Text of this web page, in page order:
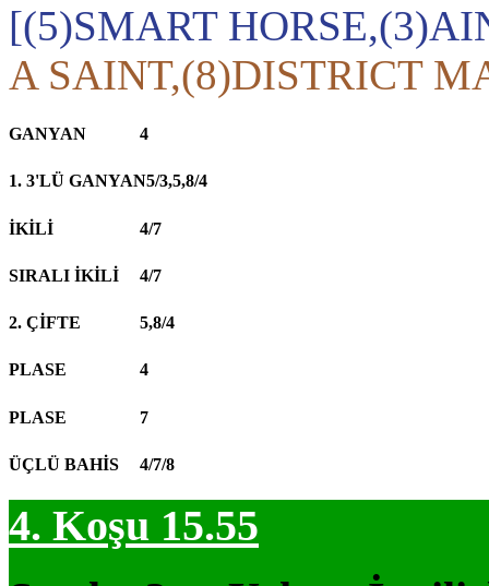
[(5)SMART
A SAINT,(8)DISTRICT
GANYAN 4
1. 3'LÜ GANYAN5/3,5,8/4
İKİLİ 4/7
SIRALI İKİLİ 4/7
2. ÇİFTE 5,8/4
PLASE 4
PLASE 7
ÜÇLÜ BAHİS 4/7/8
4. Koşu 15.55